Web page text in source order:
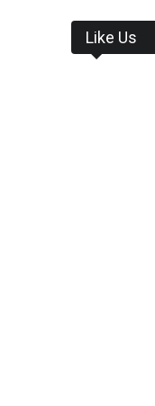
Like Us